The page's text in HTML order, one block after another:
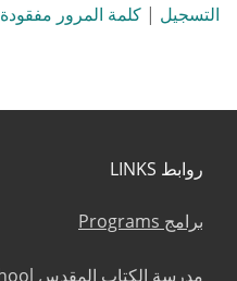
التسجيل | كلمة المرور مفقودة
روابط LINKS
برامج Programs
مدرسة الكتاب المقدس Bible School